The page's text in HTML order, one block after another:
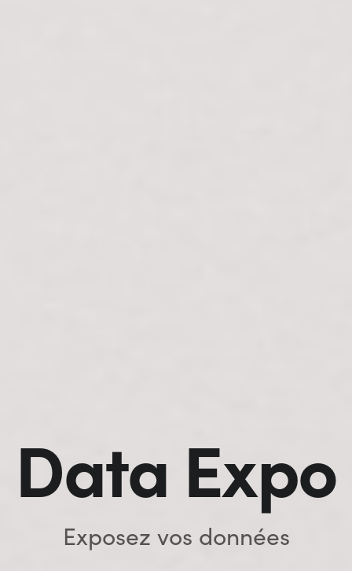
Data Expo
Exposez vos données